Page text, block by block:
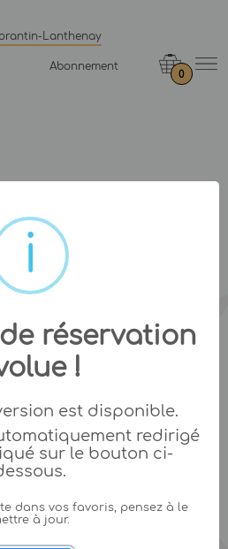
Lanthenay
Abonnement
0
réservation
!
est disponible.
redirigé
sur le bouton ci-
dans vos favoris, pensez à le
à jour.